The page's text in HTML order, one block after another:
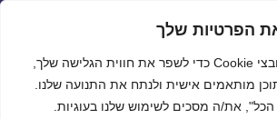
פתח
הפרטיות שלך
אנו משתמשים בקובצי Cookie כדי לשפר את חווית הגלישה שלך,
מותאמים אישית ולנתח את התנועה שלנו.
את/ה מסכים לשימוש שלנו בעוגיות.
יציגים – שער יציג
תפריטים
ווידג'טים